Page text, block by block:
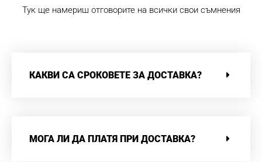
Тук ще намериш отговорите на всички свои съмнения
КАКВИ СА СРОКОВЕТЕ ЗА ДОСТАВКА?
МОГА ЛИ ДА ПЛАТЯ ПРИ ДОСТАВКА?